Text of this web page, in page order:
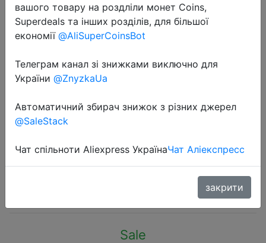
2024-03-14
Brushless Hammer Drill 60NM
Function 20V Steel / Wood /
Masonry Tool Bare Tool By
PROSTORMER
Sale
вашого товару на роздліли монет Coins,
Superdeals та інших розділів, для більшої
економії @AliSuperCoinsBot
Телеграм канал зі знижками виключно для
України @ZnyzkaUa
Автоматичний збирач знижок з різних джерел
@SaleStack
Чат спільноти Aliexpress УкраїнаЧат Аліекспресс
закрити